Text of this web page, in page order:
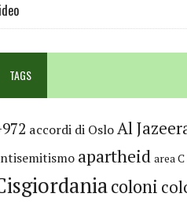
TAGS
accordi di OsloAl
apartheid area C
coloni